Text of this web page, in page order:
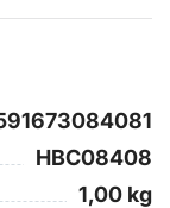
HBC08408
1,00 kg